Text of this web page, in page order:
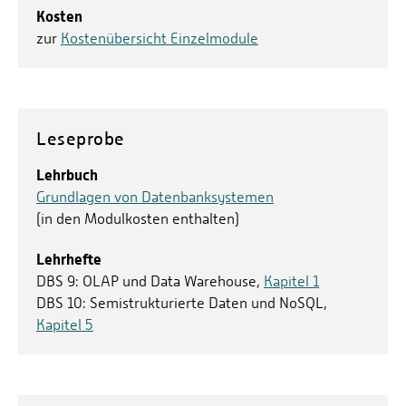
Semistrukturierte Daten und NoSQL-Datenbanken
Das relationale Datenmodell, relationale
Relationen
DBS 4: SQL
Datendefinition
Anfragen
Insert-, Delete- und Update-Anweisungen
Views
Kosten
zur Kostenübersicht Einzelmodule
Leseprobe
Lehrbuch
Grundlagen von Datenbanksystemen
(in den Modulkosten enthalten)
Lehrhefte
DBS 9: OLAP und Data Warehouse, Kapitel 1
DBS 10: Semistrukturierte Daten und NoSQL,
Kapitel 5